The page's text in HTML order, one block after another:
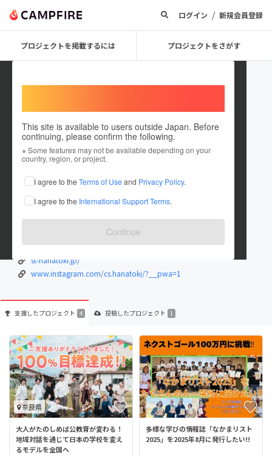
ログイン / 新規会員登録
プロジェクトを掲載するには プロジェクトをさがす
This site is available to users outside Japan. Before
continuing, please confirm the following.
※ Some features may not be available depending on your
country, region, or project.
I agree to the Terms of Use and Privacy Policy.
I agree to the International Support Terms.
Continue
hanatokidoki
これまでに4回支援して1件のプロジェクトを投稿しています
在住国：日本 現在地：兵庫県
出身国：日本 出身地：兵庫県
st-hanatoki.jp/
www.instagram.com/cs.hanatoki/?__pwa=1
支援したプロジェクト 4 投稿したプロジェクト 1
奈良県
大人がたのしめば公教育が変わる！
地域対話を通じて日本の学校を変え
るモデルを全国へ
多様な学びの情報誌「なかまリスト
2025」を2025年8月に発行したい!!